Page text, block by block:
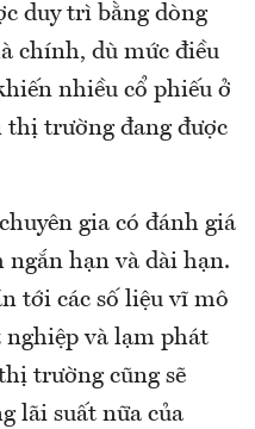
duy trì bằng dòng
chính, dù mức điều
nhiều cổ phiếu ở
thị trường đang được
gia có đánh giá
ngắn hạn và dài hạn.
tới các số liệu vĩ mô
và lạm phát
trường cũng sẽ
lãi suất nữa của